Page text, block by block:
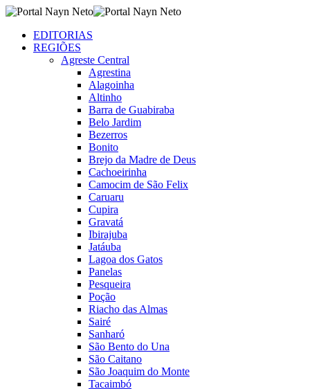
EDITORIAS
REGIÕES
Agreste Central
Agrestina
Alagoinha
Altinho
Barra de Guabiraba
Belo Jardim
Bezerros
Bonito
Brejo da Madre de Deus
Cachoeirinha
Camocim de São Felix
Caruaru
Cupira
Gravatá
Ibirajuba
Jatáuba
Lagoa dos Gatos
Panelas
Pesqueira
Poção
Riacho das Almas
Sairé
Sanharó
São Bento do Una
São Caitano
São Joaquim do Monte
Tacaimbó